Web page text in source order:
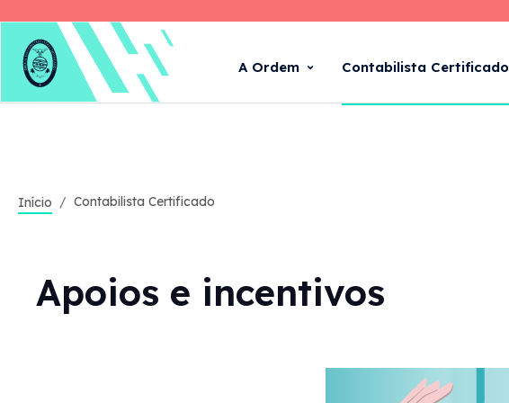
A Ordem Contabilista Certificado
Início Contabilista Certificado
Apoios e incentivos